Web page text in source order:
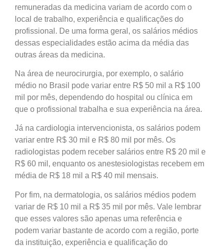
remuneradas da medicina variam de acordo com o
local de trabalho, experiência e qualificações do
profissional. De uma forma geral, os salários médios
dessas especialidades estão acima da média das
outras áreas da medicina.
Na área de neurocirurgia, por exemplo, o salário
médio no Brasil pode variar entre R$ 50 mil a R$ 100
mil por mês, dependendo do hospital ou clínica em
que o profissional trabalha e sua experiência na área.
Já na cardiologia intervencionista, os salários podem
variar entre R$ 30 mil e R$ 80 mil por mês. Os
radiologistas podem receber salários entre R$ 20 mil e
R$ 60 mil, enquanto os anestesiologistas recebem em
média de R$ 18 mil a R$ 40 mil mensais.
Por fim, na dermatologia, os salários médios podem
variar de R$ 10 mil a R$ 35 mil por mês. Vale lembrar
que esses valores são apenas uma referência e
podem variar bastante de acordo com a região, porte
da instituição, experiência e qualificação do